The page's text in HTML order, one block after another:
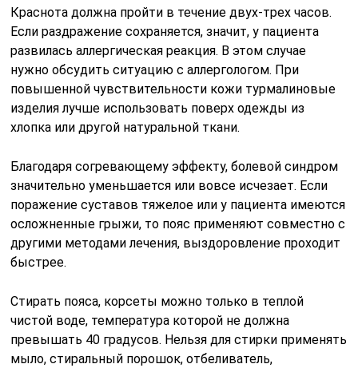
Краснота должна пройти в течение двух-трех часов.
Если раздражение сохраняется, значит, у пациента
развилась аллергическая реакция. В этом случае
нужно обсудить ситуацию с аллергологом. При
повышенной чувствительности кожи турмалиновые
изделия лучше использовать поверх одежды из
хлопка или другой натуральной ткани.
Благодаря согревающему эффекту, болевой синдром
значительно уменьшается или вовсе исчезает. Если
поражение суставов тяжелое или у пациента имеются
осложненные грыжи, то пояс применяют совместно с
другими методами лечения, выздоровление проходит
быстрее.
Стирать пояса, корсеты можно только в теплой
чистой воде, температура которой не должна
превышать 40 градусов. Нельзя для стирки применять
мыло, стиральный порошок, отбеливатель,